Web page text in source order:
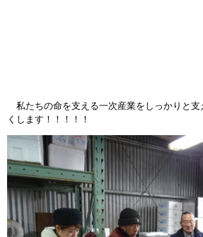
私たちの命を支える一次産業をしっかりと支
くします！！！！！